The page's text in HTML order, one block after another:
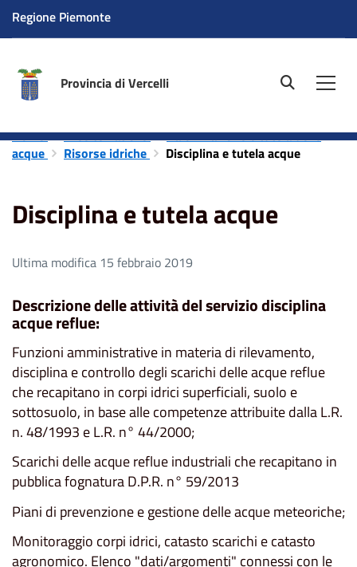
Regione Piemonte
Provincia di Vercelli site.searc
Home Aree tematiche
Valorizzazione e tutela delle
acque
Risorse idriche Disciplina e tutela acque
Disciplina e tutela acque
Ultima modifica 15 febbraio 2019
Descrizione delle attività del servizio disciplina
acque reflue:
Funzioni amministrative in materia di rilevamento,
disciplina e controllo degli scarichi delle acque reflue
che recapitano in corpi idrici superficiali, suolo e
sottosuolo, in base alle competenze attribuite dalla L.R.
n. 48/1993 e L.R. n° 44/2000;
Scarichi delle acque reflue industriali che recapitano in
pubblica fognatura D.P.R. n° 59/2013
Piani di prevenzione e gestione delle acque meteoriche;
Monitoraggio corpi idrici, catasto scarichi e catasto
agronomico. Elenco "dati/argomenti" connessi con le